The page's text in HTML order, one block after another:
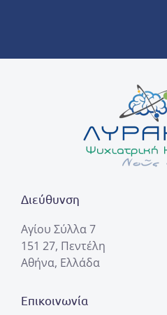
Διεύθυνση
Αγίου Σύλλα 7
151 27, Πεντέλη
Αθήνα, Ελλάδα
Επικοινωνία